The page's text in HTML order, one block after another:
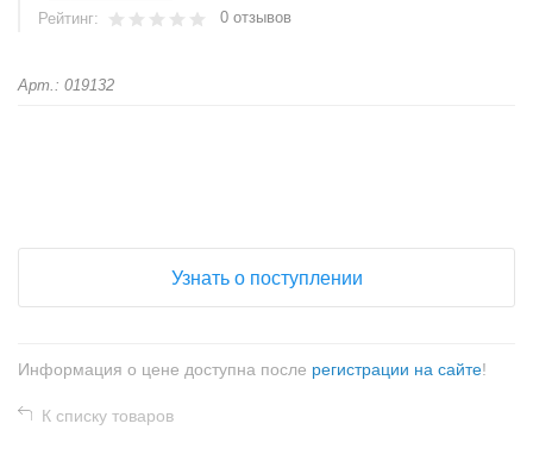
Рейтинг: 0 отзывов
Арт.: 019132
Узнать о поступлении
Информация о цене доступна после регистрации на сайте!
К списку товаров